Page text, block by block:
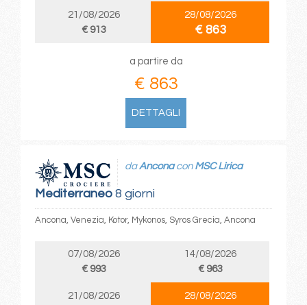
21/08/2026
€ 913
28/08/2026
€ 863
a partire da
€ 863
DETTAGLI
Mediterraneo8 giorni
daAnconacon MSC Lirica
Ancona, Venezia, Kotor, Mykonos, Syros Grecia, Ancona
07/08/2026
€ 993
14/08/2026
€ 963
21/08/2026
28/08/2026